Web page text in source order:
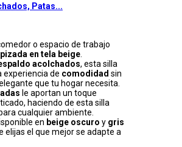
Patas...
o espacio de trabajo
en tela beige
acolchados, esta silla
experiencia de comodidad sin
que tu hogar necesita.
le aportan un toque
haciendo de esta silla
cualquier ambiente.
en beige oscuro y gris
elijas el que mejor se adapte a